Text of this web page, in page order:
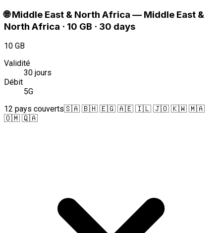
🌐 Middle East & North Africa — Middle East &
North Africa · 10 GB · 30 days
10 GB
Validité
30 jours
Débit
5G
12 pays couverts🇸🇦 🇧🇭 🇪🇬 🇦🇪 🇮🇱 🇯🇴 🇰🇼 🇲🇦
🇴🇲 🇶🇦